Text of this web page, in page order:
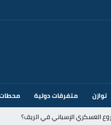
توازن متفرقات دولية
العسكري الإسباني في الريف؟